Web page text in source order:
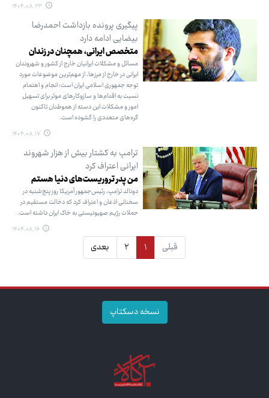
۱۴۰۴.۰۸.۲۳
پیگیری پرونده بازداشت احمدرضا
بیضایی ادامه دارد
متخصص ایرانی، همچنان در زندان
مسائل و مشکلات ایرانیان خارج از کشور و شهروندان
ایرانی در خارج از مرزها، از مهم‌ترین موضوعات مورد
توجه جمهوری اسلامی ایران است؛ انجام و اهتمام
نسبت به اقدام‌ها و سازوکارهای موثر برای تسهیل
امور و مشکلات این دسته از هموطنان تاکنون
گره‌های متعددی را گشوده است.
۱۴۰۴.۰۸.۱۷
ترامپ به کشتار بیش از هزار شهروند
ایرانی اعتراف کرد
من پدر تروریست‌های دنیا هستم
دونالد ترامپ، رئیس‌جمهور آمریکا روز پنج‌شنبه در
سخنانی اذعان و اعتراف کرد که دخالت مستقیم در
حملات رژیم صهیونیستی به خاک ایران داشته است.
۱۴۰۴.۰۸.۱۶
قبلی ۱ ۲ بعدی
نسخه دسکتاپ